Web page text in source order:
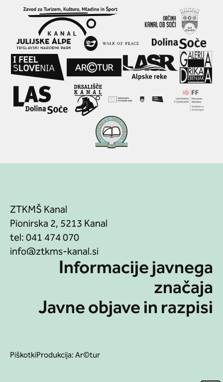
ZTKMŠ Kanal
Pionirska 2, 5213 Kanal
tel:041 474 070
Informacije javnega
značaja
Javne objave in razpisi
PiškotkiProdukcija:Ar©tur